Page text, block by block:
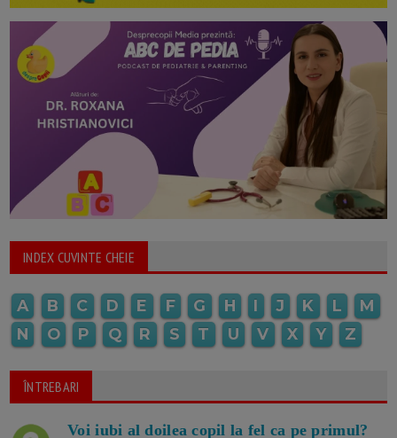
INDEX CUVINTE CHEIE
A B C D E F G H I J K L
M
N
O P Q R S T U V X Y Z
ÎNTREBARI
Voi iubi al doilea copil la fel ca pe primul?